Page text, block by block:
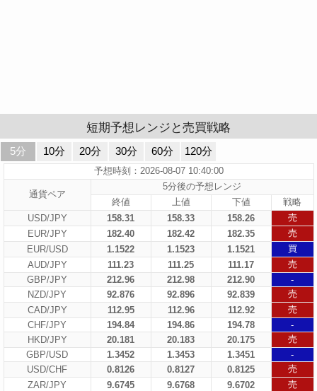
短期予想レンジと売買戦略
5分 10分 20分 30分 60分 120分
予想時刻：2026-08-07 10:40:00
通貨ペア
5分後の予想レンジ
終値
上値 下値
戦略
USD/JPY
158.31 158.33 158.26
売
EUR/JPY
182.40 182.42 182.35
売
EUR/USD
1.1522 1.1523 1.1521
買
AUD/JPY
111.23 111.25 111.17
売
GBP/JPY
212.96 212.98 212.90
-
NZD/JPY
92.876 92.896 92.839
売
CAD/JPY
112.95 112.96 112.92
売
CHF/JPY
194.84 194.86 194.78
-
HKD/JPY
20.181 20.183 20.175
売
GBP/USD
1.3452 1.3453 1.3451
-
USD/CHF
0.8126 0.8127 0.8125
売
ZAR/JPY
9.6745 9.6768 9.6702 売